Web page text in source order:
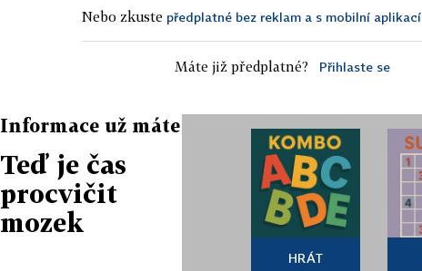
Nebo zkuste předplatné bez reklam a s mobilní aplikací
Máte již předplatné? Přihlaste se
Informace už máte
Teď je čas
procvičit
mozek
HRÁT